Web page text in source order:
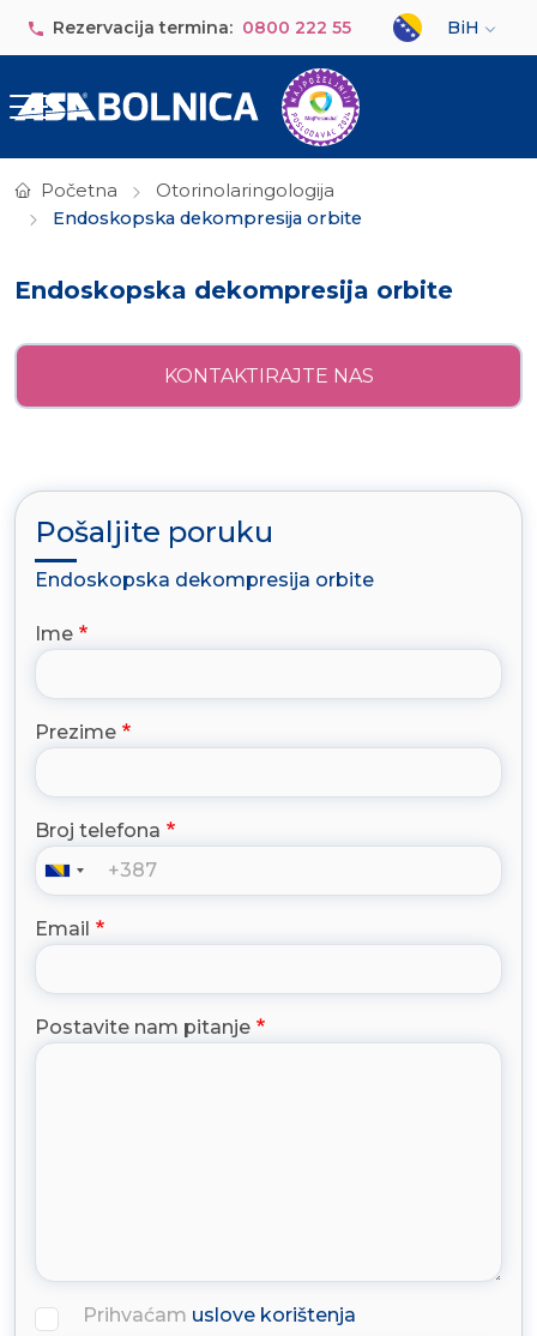
Rezervacija termina: 0800 222 55
Select your
BiH
Početna
Otorinolaringologija
Endoskopska dekompresija orbite
Endoskopska dekompresija orbite
KONTAKTIRAJTE NAS
Pošaljite poruku
Endoskopska dekompresija orbite
Ime
Prezime
Broj telefona
Email
Postavite nam pitanje
Prihvaćam uslove korištenja